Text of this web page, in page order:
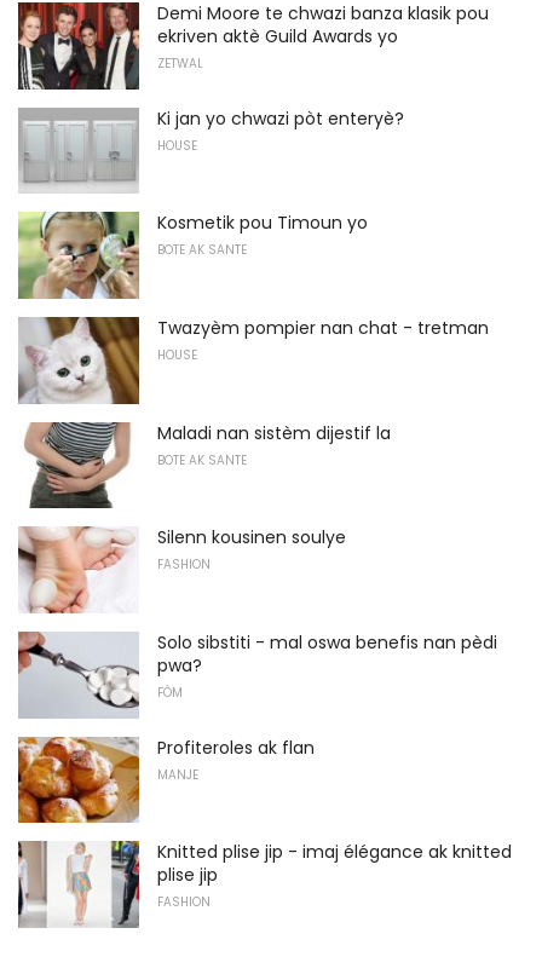
Demi Moore te chwazi banza klasik pou
ekriven aktè Guild Awards yo
ZETWAL
Ki jan yo chwazi pòt enteryè?
HOUSE
Kosmetik pou Timoun yo
BOTE AK SANTE
Twazyèm pompier nan chat - tretman
HOUSE
Maladi nan sistèm dijestif la
BOTE AK SANTE
Silenn kousinen soulye
FASHION
Solo sibstiti - mal oswa benefis nan pèdi
pwa?
FÒM
Profiteroles ak flan
MANJE
Knitted plise jip - imaj élégance ak knitted
plise jip
FASHION